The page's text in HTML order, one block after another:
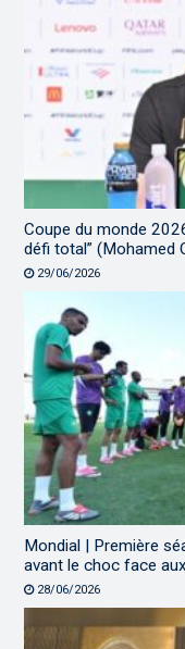
Coupe du monde
défi total” (Mohamed
29/06/2026
Mondial | Première
avant le choc face
28/06/2026